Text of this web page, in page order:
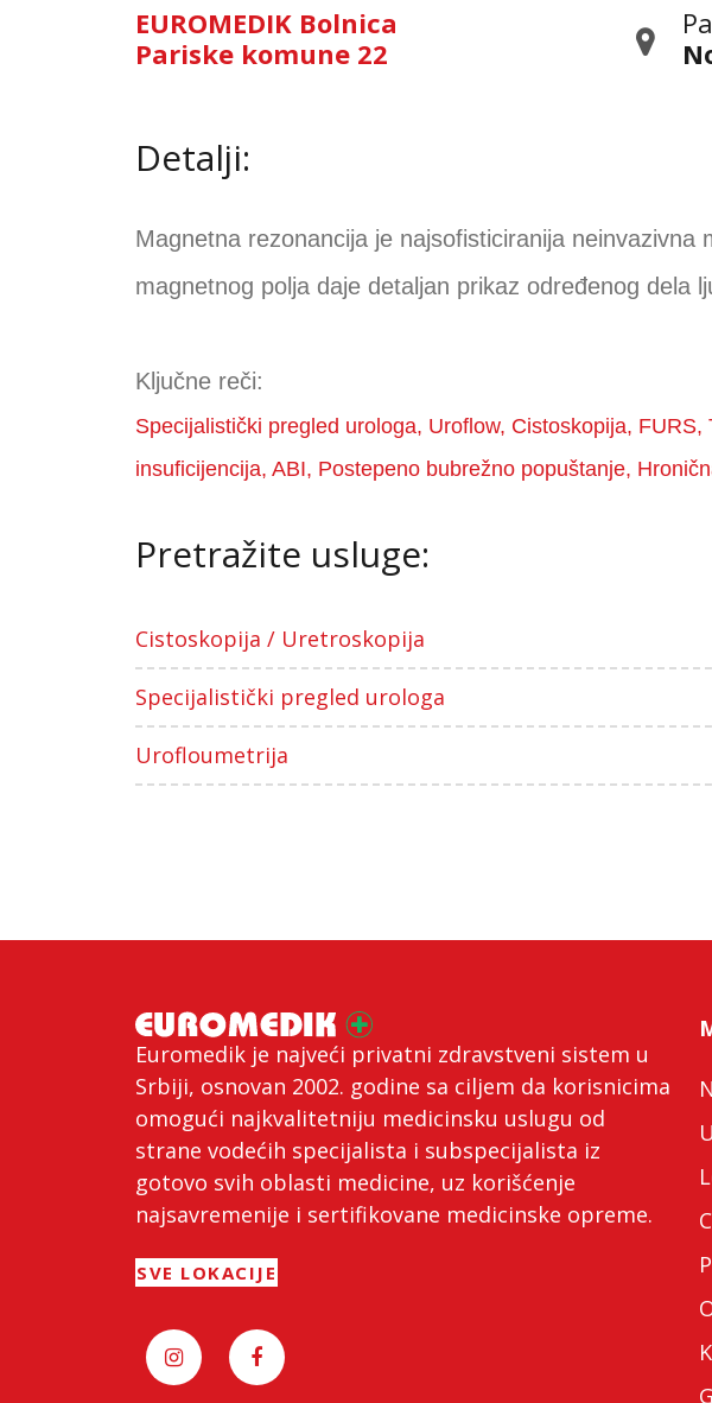
EUROMEDIK Bolnica
Pariske komune 22
Detalji:
Magnetna rezonancija je najsofisticiranija
magnetnog polja daje detaljan prikaz određenog dela
Ključne reči:
Specijalistički pregled urologa, Uroflow, Cistoskopija,
insuficijencija, ABI, Postepeno bubrežno popuštanje,
Pretražite usluge:
Cistoskopija / Uretroskopija
Specijalistički pregled urologa
Urofloumetrija
Euromedik je najveći privatni zdravstveni sistem u
Srbiji, osnovan 2002. godine sa ciljem da korisnicima
omogući najkvalitetniju medicinsku uslugu od
strane vodećih specijalista i subspecijalista iz
gotovo svih oblasti medicine, uz korišćenje
najsavremenije i sertifikovane medicinske opreme.
SVE LOKACIJE